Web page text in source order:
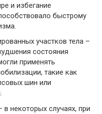
и избегание
быстрому
участков тела –
состояния
применять
такие как
шин или
некоторых случаях, при